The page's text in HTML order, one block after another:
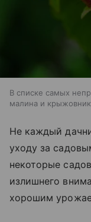
В списке самых
малина и
Не каждый
уходу за
некоторые
излишнего
хорошим